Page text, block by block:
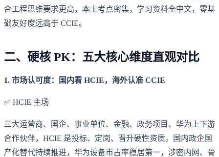
合工程思维要求更高，本土考点密集，学习资料全中文，零基
础友好度远高于 CCIE。
二、硬核 PK：五大核心维度直观对比
1. 市场认可度：国内看 HCIE，海外认准 CCIE
✅ HCIE 主场
三大运营商、国企、事业单位、金融、政务项目、华为上下游
合作伙伴，HCIE 是投标、定岗、晋升硬性资质。国内政企国
产化替代持续推进，华为设备市占率稳居第一，涉密内网、骨